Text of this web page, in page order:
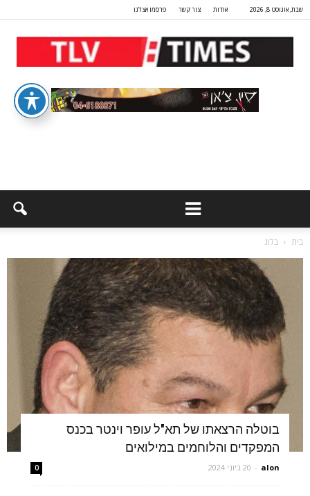
שבת, אוגוסט 8, 2026 אודות צור קשר פרסמו אצלנו
בית בלוג
בוטלה הרצאתו של תא"ל עופר וינטר בכנס
המפקדים והלוחמים במילואים
alon
- 20 ביוני 2024 0